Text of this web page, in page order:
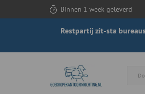
Binnen 1 week geleverd
Restpartij zit-sta